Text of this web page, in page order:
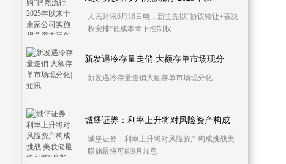
人民财讯6月16日电，新主先以“协议转让+表决
权安排”低成本拿下控制权
新发遇冷存量走俏 大额存单市场现分
新发遇冷存量走俏大额存单市场现分化
城堡证券：利率上升将对风险资产构成
城堡证券：利率上升将对风险资产构成挑战美
联储最快可能9月加息